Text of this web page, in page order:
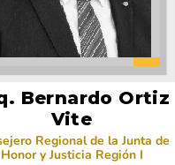
Bernardo Ortiz
Vite
Regional de la Junta de
Honor y Justicia Región I